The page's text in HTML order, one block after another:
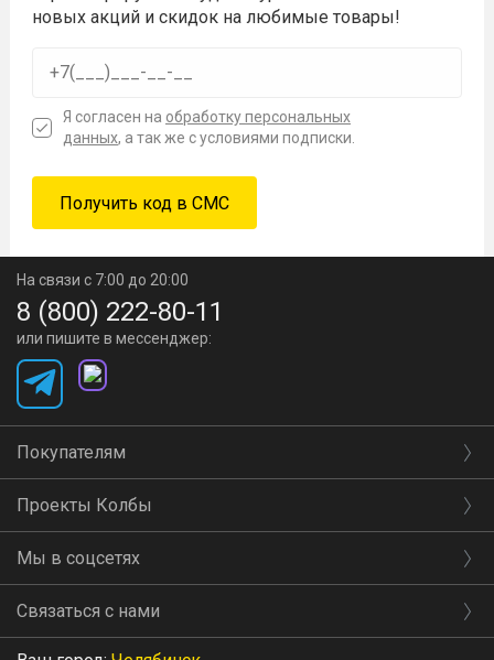
новых акций и скидок на любимые товары!
Я согласен на обработку персональных
данных, а так же с условиями подписки.
На связи с 7:00 до 20:00
8 (800) 222-80-11
или пишите в мессенджер:
Покупателям
Проекты Колбы
Мы в соцсетях
Связаться с нами